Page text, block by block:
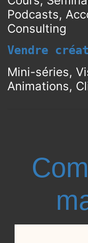
Podcasts,
Consulting
Vendre
Mini-séries,
Animations,